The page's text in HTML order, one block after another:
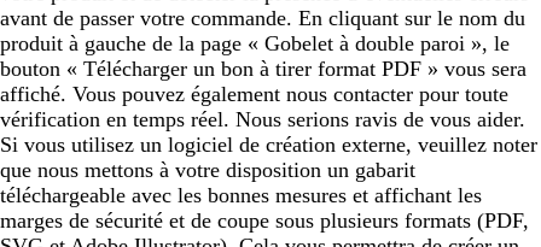
avant de passer votre commande. En cliquant sur le nom du
produit à gauche de la page « Gobelet à double paroi », le
bouton « Télécharger un bon à tirer format PDF » vous sera
affiché. Vous pouvez également nous contacter pour toute
vérification en temps réel. Nous serions ravis de vous aider.
Si vous utilisez un logiciel de création externe, veuillez noter
que nous mettons à votre disposition un gabarit
téléchargeable avec les bonnes mesures et affichant les
marges de sécurité et de coupe sous plusieurs formats (PDF,